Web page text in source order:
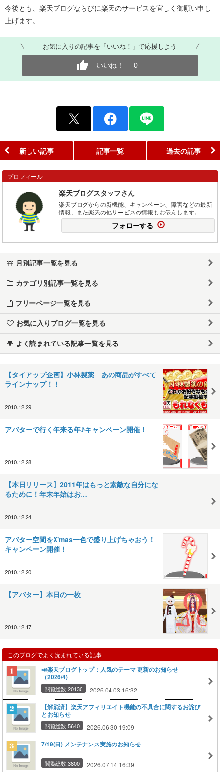
今後とも、楽天ブログならびに楽天のサービスを宜しく御願い申し
上げます。
お気に入りの記事を「いいね！」で応援しよう
いいね！ 0
新しい記事 記事一覧 過去の記事
プロフィール
楽天ブログスタッフさん
楽天ブログからの新機能、キャンペーン、障害などの最新
情報、また楽天の他サービスの情報もお伝えします。
フォローする
月別記事一覧を見る
カテゴリ別記事一覧を見る
フリーページ一覧を見る
お気に入りブログ一覧を見る
よく読まれている記事一覧を見る
【タイアップ企画】小林製薬 あの商品がすべて
ラインナップ！！
2010.12.29
アバターで行く年来る年♪キャンペーン開催！
2010.12.28
【本日リリース】2011年はもっと素敵な自分にな
るために！年末年始はお…
2010.12.24
アバター空間をX'mas一色で盛り上げちゃおう！
キャンペーン開催！
2010.12.20
【アバター】本日の一枚
2010.12.17
このブログでよく読まれている記事
📣楽天ブログトップ：人気のテーマ 更新のお知らせ
（2026/4)
閲覧総数 20130 2026.04.03 16:32
【解消済】楽天アフィリエイト機能の不具合に関するお詫び
とお知らせ
閲覧総数 5640 2026.06.30 19:09
7/19(日) メンテナンス実施のお知らせ
閲覧総数 3800 2026.07.14 16:39